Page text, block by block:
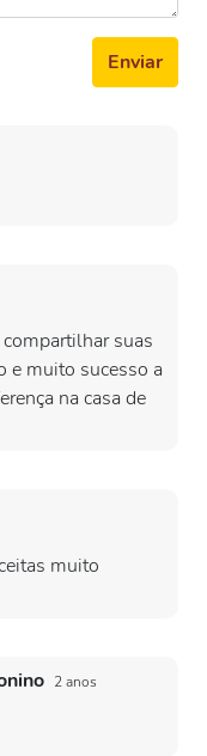
Enviar
suas
e muito sucesso a
na casa de
muito
2 anos